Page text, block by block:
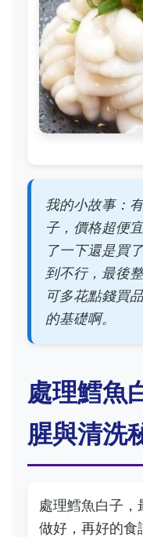
我的小故事：
子，價格超便
了一下還是買
到不行，最後
可多花點錢買
的基礎啊。
處理鱈魚
腥與清洗
處理鱈魚白子，
做好，再好的食